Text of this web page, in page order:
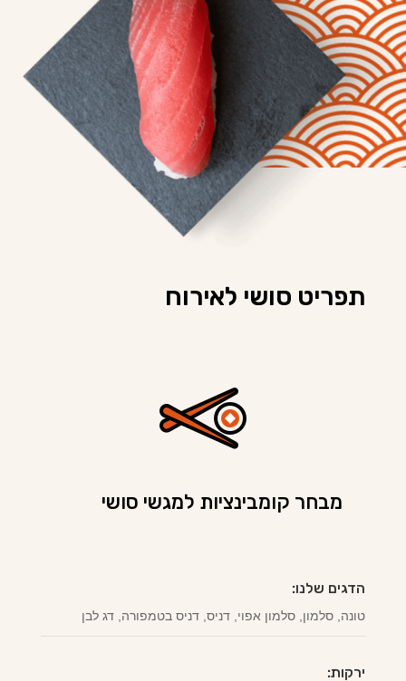
תפריט סושי לאירוח
מבחר קומבינציות למגשי סושי
הדגים שלנו:
טונה, סלמון, סלמון אפוי, דניס, דניס בטמפורה, דג לבן
ירקות: